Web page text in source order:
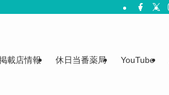
載店情報 休日当番薬局 YouTube